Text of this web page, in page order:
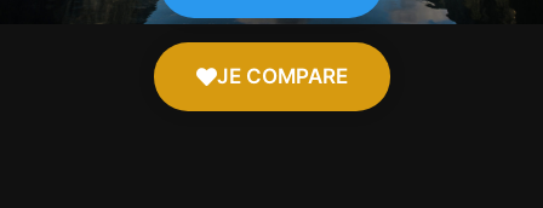
JE COMPARE